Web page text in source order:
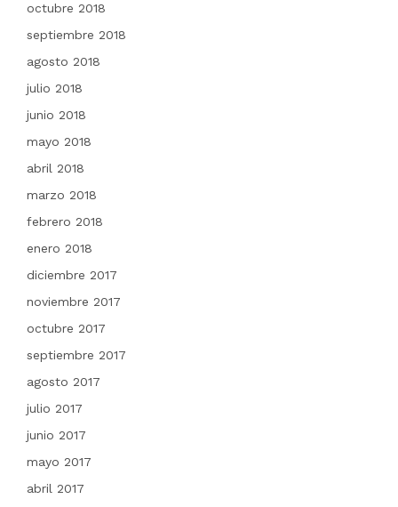
octubre 2018
septiembre 2018
agosto 2018
julio 2018
junio 2018
mayo 2018
abril 2018
marzo 2018
febrero 2018
enero 2018
diciembre 2017
noviembre 2017
octubre 2017
septiembre 2017
agosto 2017
julio 2017
junio 2017
mayo 2017
abril 2017